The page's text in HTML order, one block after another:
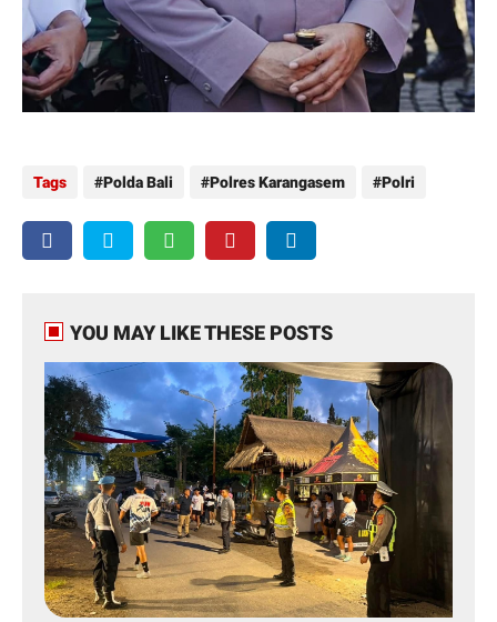
Tags Polda Bali Polres Karangasem Polri
YOU MAY LIKE THESE POSTS